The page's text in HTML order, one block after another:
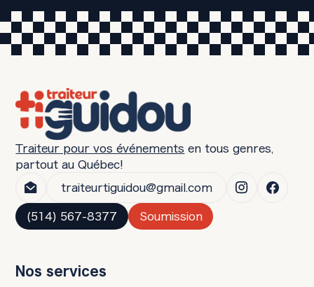
planification complète.
noms des plats à votre image de marque.
Pour un lancement de produit ou une
célébration spéciale, cette personnalisation
explorer les possibilités créatives.
Traiteur pour vos événements en tous genres,
partout au Québec!
traiteurtiguidou@gmail.com
(514) 567-8377
Soumission
Nos services